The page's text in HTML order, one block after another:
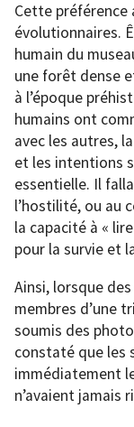
Cette préférence
évolutionnaires.
humain du
une forêt dense
à l’époque
humains ont
avec les autres,
et les intentions
essentielle. Il
l’hostilité, ou au
la capacité à «
pour la survie et
Ainsi, lorsque
membres d’une
soumis des
constaté que les
immédiatement
n’avaient jamais